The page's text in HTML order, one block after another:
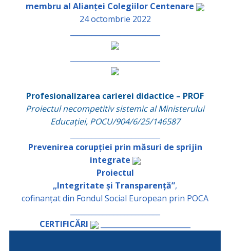
membru al Alianței Colegiilor Centenare
24 octombrie 2022
Profesionalizarea carierei didactice – PROF
Proiectul necompetitiv sistemic al Ministerului
Educației, POCU/904/6/25/146587
Prevenirea corupției prin măsuri de sprijin
integrate
Proiectul
„Integritate și Transparență”,
cofinanțat din Fondul Social European prin POCA
CERTIFICĂRI